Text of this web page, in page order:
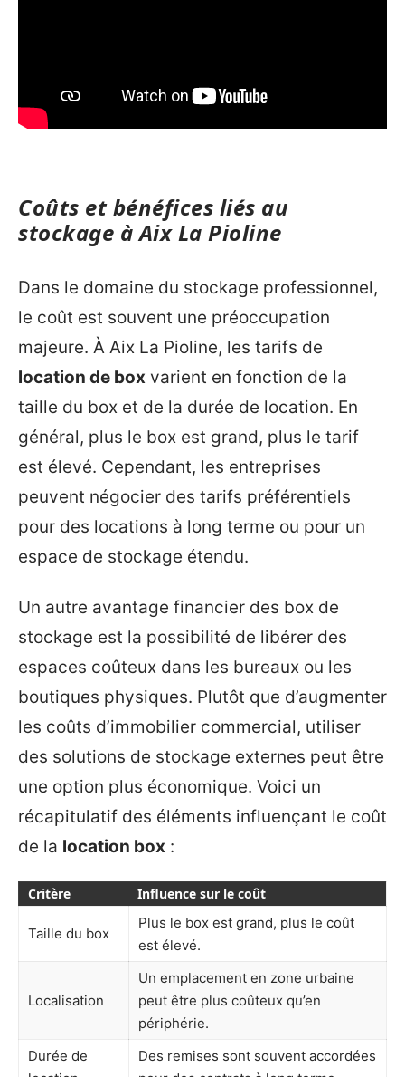
Coûts et bénéfices liés au
stockage à Aix La Pioline
Dans le domaine du stockage professionnel,
le coût est souvent une préoccupation
majeure. À Aix La Pioline, les tarifs de
location de box varient en fonction de la
taille du box et de la durée de location. En
général, plus le box est grand, plus le tarif
est élevé. Cependant, les entreprises
peuvent négocier des tarifs préférentiels
pour des locations à long terme ou pour un
espace de stockage étendu.
Un autre avantage financier des box de
stockage est la possibilité de libérer des
espaces coûteux dans les bureaux ou les
boutiques physiques. Plutôt que d’augmenter
les coûts d’immobilier commercial, utiliser
des solutions de stockage externes peut être
une option plus économique. Voici un
récapitulatif des éléments influençant le coût
de la location box :
Critère Influence sur le coût
Taille du box
Plus le box est grand, plus le coût
est élevé.
Localisation
Un emplacement en zone urbaine
peut être plus coûteux qu’en
périphérie.
Durée de
Des remises sont souvent accordées